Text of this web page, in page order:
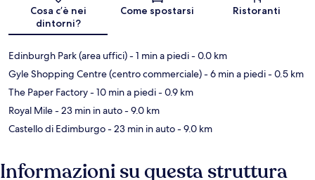
Cosa c’è nei
dintorni?
Come spostarsi Ristoranti
Edinburgh Park (area uffici)- 1 min a piedi- 0.0 km
Gyle Shopping Centre (centro commerciale)- 6 min a piedi- 0.5 km
The Paper Factory- 10 min a piedi- 0.9 km
Royal Mile- 23 min in auto- 9.0 km
Castello di Edimburgo- 23 min in auto- 9.0 km
Informazioni su questa struttura